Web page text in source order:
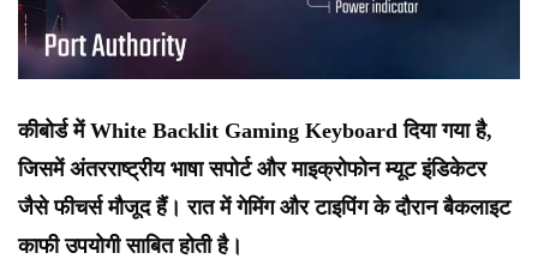
कीबोर्ड में White Backlit Gaming Keyboard दिया गया है,
जिसमें अंतरराष्ट्रीय भाषा सपोर्ट और माइक्रोफोन म्यूट इंडिकेटर
जैसे फीचर्स मौजूद हैं। रात में गेमिंग और टाइपिंग के दौरान बैकलाइट
काफी उपयोगी साबित होती है।